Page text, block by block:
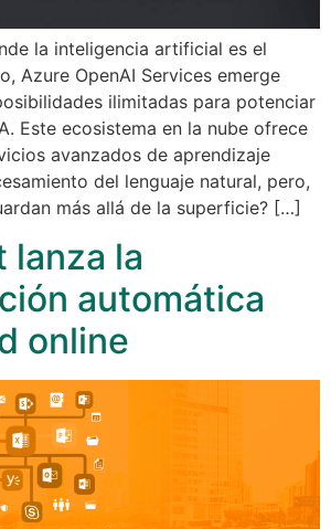
la inteligencia artificial es el
Azure OpenAI Services emerge
ilimitadas para potenciar
Este ecosistema en la nube ofrece
avanzados de aprendizaje
del lenguaje natural, pero,
más allá de la superficie? […]
lanza la
automática
online